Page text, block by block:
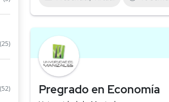
(25)
(52) Pregrado en Economía